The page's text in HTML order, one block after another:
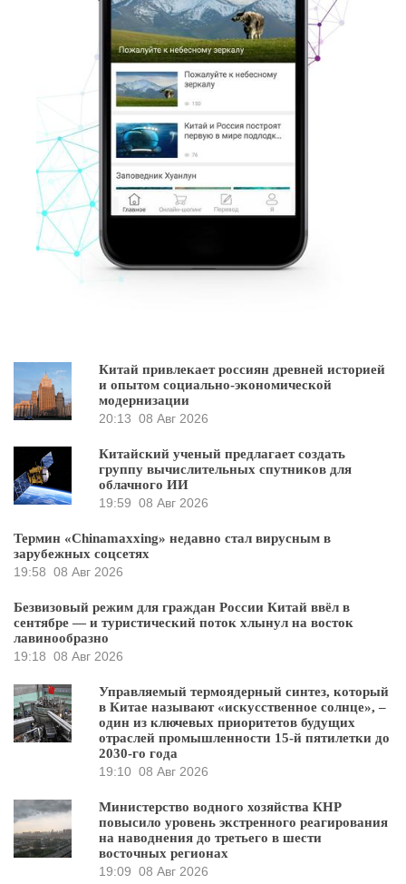
Китай привлекает россиян древней историей
и опытом социально-экономической
модернизации
20:13 08 Авг 2026
Китайский ученый предлагает создать
группу вычислительных спутников для
облачного ИИ
19:59 08 Авг 2026
Термин «Chinamaxxing» недавно стал вирусным в
зарубежных соцсетях
19:58 08 Авг 2026
Безвизовый режим для граждан России Китай ввёл в
сентябре — и туристический поток хлынул на восток
лавинообразно
19:18 08 Авг 2026
Управляемый термоядерный синтез, который
в Китае называют «искусственное солнце», –
один из ключевых приоритетов будущих
отраслей промышленности 15-й пятилетки до
2030-го года
19:10 08 Авг 2026
Министерство водного хозяйства КНР
повысило уровень экстренного реагирования
на наводнения до третьего в шести
восточных регионах
19:09 08 Авг 2026